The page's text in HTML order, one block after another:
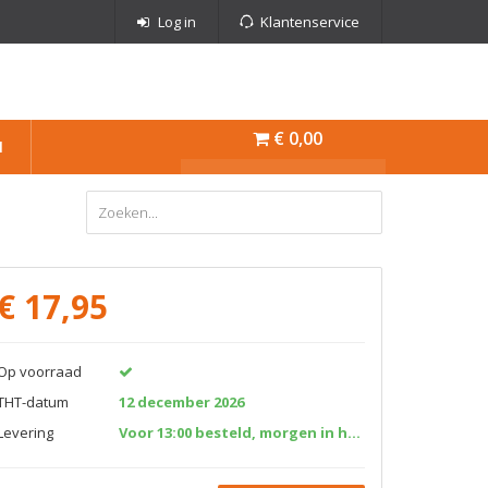
Log in Klantenservice
€ 0,00
17,95
voorraad
datum
12 december 2026
Voor 13:00 besteld, morgen in huis!